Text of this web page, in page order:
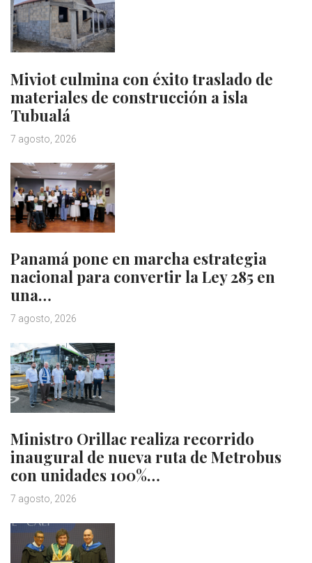
Miviot culmina con éxito traslado de
materiales de construcción a isla
Tubualá
7 agosto, 2026
Panamá pone en marcha estrategia
nacional para convertir la Ley 285 en
una…
7 agosto, 2026
Ministro Orillac realiza recorrido
inaugural de nueva ruta de Metrobus
con unidades 100%…
7 agosto, 2026